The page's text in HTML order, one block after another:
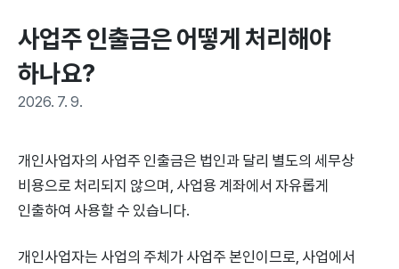
사업주 인출금은 어떻게 처리해야
하나요?
2026. 7. 9.
개인사업자의 사업주 인출금은 법인과 달리 별도의 세무상
비용으로 처리되지 않으며, 사업용 계좌에서 자유롭게
인출하여 사용할 수 있습니다.
개인사업자는 사업의 주체가 사업주 본인이므로, 사업에서